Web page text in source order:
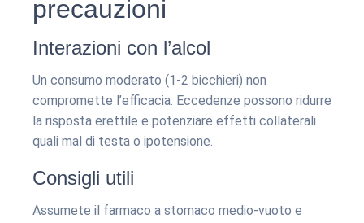
precauzioni
Interazioni con l’alcol
Un consumo moderato (1-2 bicchieri) non
compromette l’efficacia. Eccedenze possono ridurre
la risposta erettile e potenziare effetti collaterali
quali mal di testa o ipotensione.
Consigli utili
Assumete il farmaco a stomaco medio-vuoto e